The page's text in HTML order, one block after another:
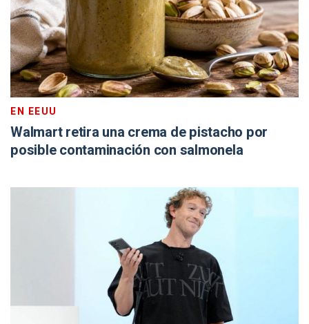
EN EEUU
Walmart retira una crema de pistacho por
posible contaminación con salmonela